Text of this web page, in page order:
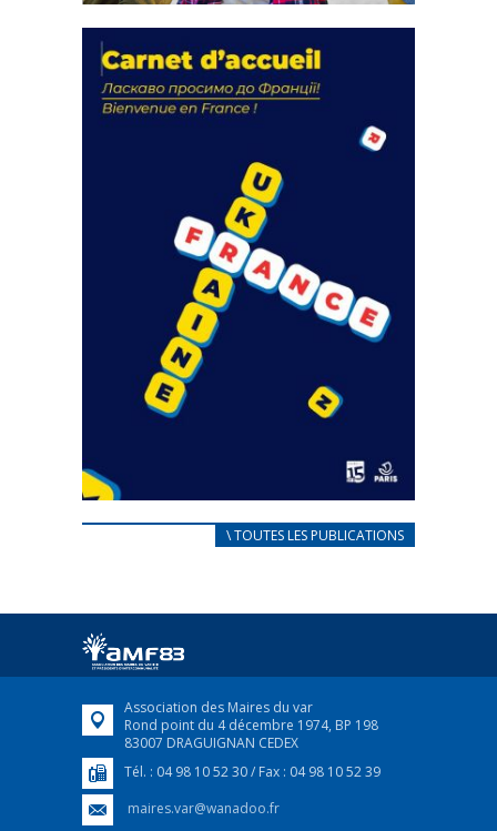
actions
18 septembre 2023
FEUILLETER
CARNET D’ACCUEIL
Afin d’accompagner au mieux les réfugiés
FEUILLETER
\ TOUTES LES PUBLICATIONS
Association des Maires du var
Rond point du 4 décembre 1974, BP 198
83007 DRAGUIGNAN CEDEX
Tél. : 04 98 10 52 30 / Fax : 04 98 10 52 39
maires.var@wanadoo.fr